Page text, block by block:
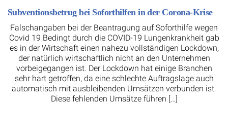
Subventionsbetrug bei Soforthilfen in der Corona-Krise
Falschangaben bei der Beantragung auf Soforthilfe wegen
Covid 19 Bedingt durch die COVID-19 Lungenkrankheit gab
es in der Wirtschaft einen nahezu vollständigen Lockdown,
der natürlich wirtschaftlich nicht an den Unternehmen
vorbeigegangen ist. Der Lockdown hat einige Branchen
sehr hart getroffen, da eine schlechte Auftragslage auch
automatisch mit ausbleibenden Umsätzen verbunden ist.
Diese fehlenden Umsätze führen […]